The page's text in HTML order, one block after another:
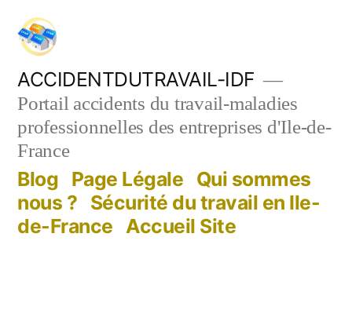
Aller
contenu
ACCIDENTDUTRAVAIL-IDF
Portail accidents du travail-maladies
professionnelles des entreprises d'Ile-de-
France
Blog Page Légale Qui sommes
nous ? Sécurité du travail en Ile-
de-France Accueil Site